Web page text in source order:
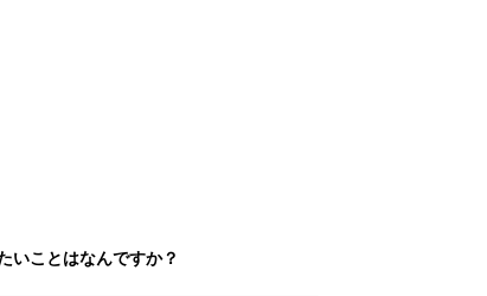
いことはなんですか？